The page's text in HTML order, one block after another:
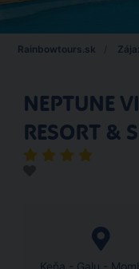
Rainbowtours.sk
NEPTUNE
RESORT &
Keňa - Galu -